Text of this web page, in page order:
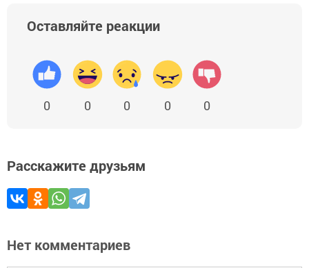
Оставляйте реакции
0 0 0 0 0
Расскажите друзьям
Нет комментариев